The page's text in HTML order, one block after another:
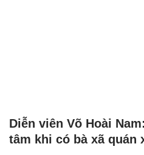
Diễn viên Võ Hoài
tâm khi có bà xã quán